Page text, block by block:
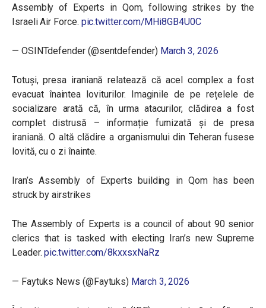
Assembly of Experts in Qom, following strikes by the
Israeli Air Force. pic.twitter.com/MHi8GB4U0C
— OSINTdefender (@sentdefender) March 3, 2026
Totuși, presa iraniană relatează că acel complex a fost
evacuat înaintea loviturilor. Imaginile de pe rețelele de
socializare arată că, în urma atacurilor, clădirea a fost
complet distrusă – informație furnizată și de presa
iraniană. O altă clădire a organismului din Teheran fusese
lovită, cu o zi înainte.
Iran’s Assembly of Experts building in Qom has been
struck by airstrikes
The Assembly of Experts is a council of about 90 senior
clerics that is tasked with electing Iran’s new Supreme
Leader.pic.twitter.com/8kxxsxNaRz
— Faytuks News (@Faytuks) March 3, 2026